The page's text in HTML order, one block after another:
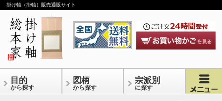
掛け軸（掛軸）販売通販サイト
目的
から探す
図柄
から探す
宗派別
に探す